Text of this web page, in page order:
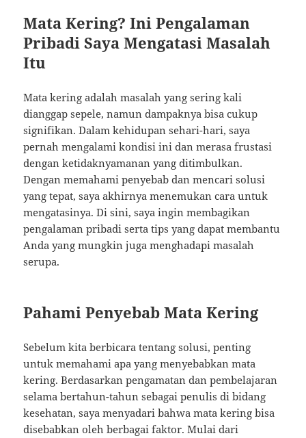
Mata Kering? Ini Pengalaman
Pribadi Saya Mengatasi Masalah
Itu
Mata kering adalah masalah yang sering kali
dianggap sepele, namun dampaknya bisa cukup
signifikan. Dalam kehidupan sehari-hari, saya
pernah mengalami kondisi ini dan merasa frustasi
dengan ketidaknyamanan yang ditimbulkan.
Dengan memahami penyebab dan mencari solusi
yang tepat, saya akhirnya menemukan cara untuk
mengatasinya. Di sini, saya ingin membagikan
pengalaman pribadi serta tips yang dapat membantu
Anda yang mungkin juga menghadapi masalah
serupa.
Pahami Penyebab Mata Kering
Sebelum kita berbicara tentang solusi, penting
untuk memahami apa yang menyebabkan mata
kering. Berdasarkan pengamatan dan pembelajaran
selama bertahun-tahun sebagai penulis di bidang
kesehatan, saya menyadari bahwa mata kering bisa
disebabkan oleh berbagai faktor. Mulai dari